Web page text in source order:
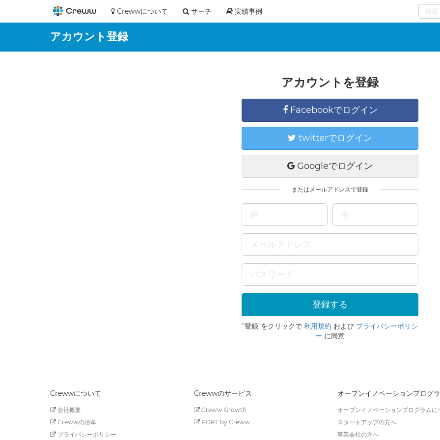
Crewwについて サーチ 実績事例
0
アカウント登録
アカウントを登録
Facebookでログイン
twitterでログイン
Googleでログイン
またはメールアドレスで登録
"登録"をクリックで 利用規約 および プライバシーポリシ
ー に同意
Crewwについて
会社概要
Crewwの沿革
プライバシーポリシー
Crewwのサービス
Creww Growth
PORT by Creww
オープンイノベーションプログ
オープンイノベーションプログラムに
スタートアップの方へ
事業会社の方へ